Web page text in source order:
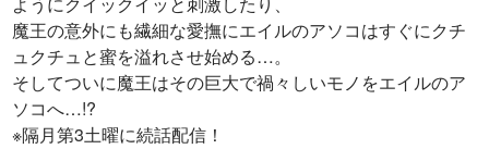
魔王の意外にも繊細な愛撫にエイルのアソコはすぐにクチ
ュクチュと蜜を溢れさせ始める…。
そしてついに魔王はその巨大で禍々しいモノをエイルのア
ソコへ…!?
※隔月第3土曜に続話配信！